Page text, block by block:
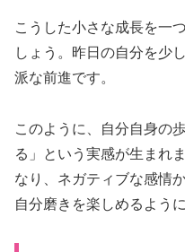
こうした小さな成長を一
しょう。昨日の自分を少
派な前進です。
このように、自分自身の
る」という実感が生まれ
なり、ネガティブな感情
自分磨きを楽しめるよう